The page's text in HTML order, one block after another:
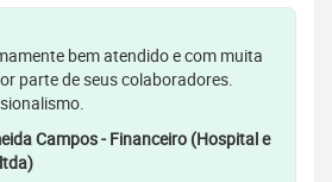
bem atendido e com muita
parte de seus colaboradores.
Campos - Financeiro (Hospital e